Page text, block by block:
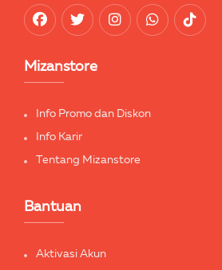
Mizanstore
Info Promo dan Diskon
Info Karir
Tentang Mizanstore
Bantuan
Aktivasi Akun